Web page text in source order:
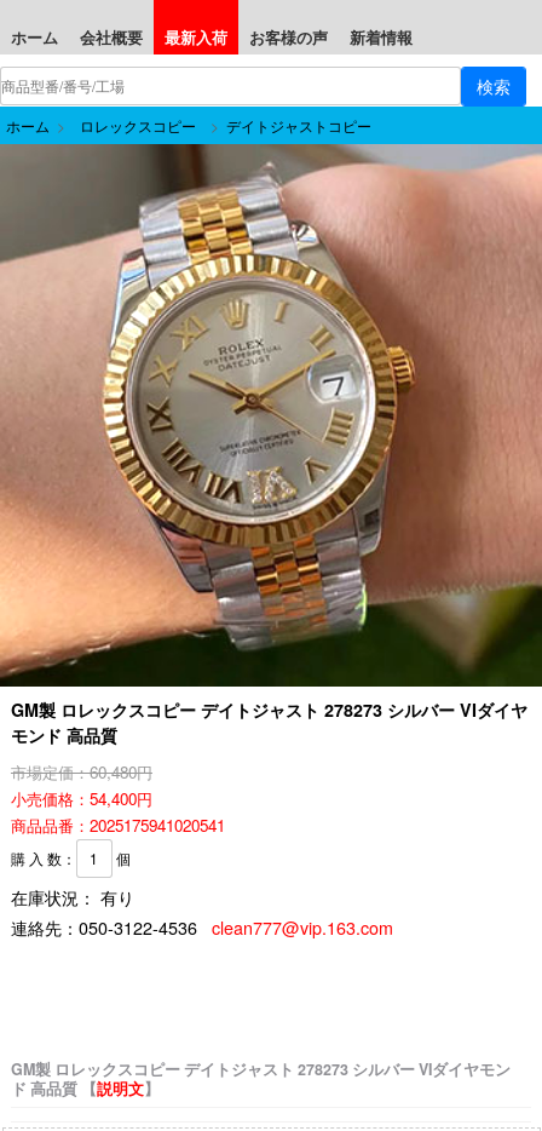
ホーム 会社概要 最新入荷 お客様の声 新着情報
ホーム > ロレックスコピー > デイトジャストコピー
GM製 ロレックスコピー デイトジャスト 278273 シルバー VIダイヤ
モンド 高品質
市場定価：60,480円
小売価格：54,400円
商品品番：2025175941020541
購 入 数： 個
在庫状況： 有り
連絡先： 050-3122-4536 clean777@vip.163.com
GM製 ロレックスコピー デイトジャスト 278273 シルバー VIダイヤモン
ド 高品質 【説明文】